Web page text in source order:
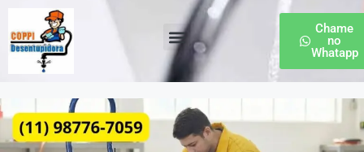
Chame
no
Whatapp